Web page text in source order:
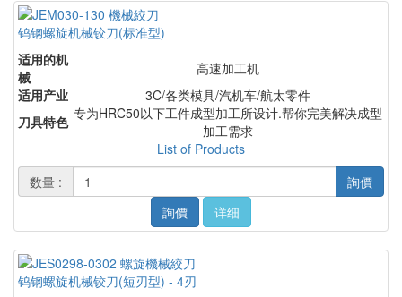
钨钢螺旋机械铰刀(标准型)
适用的机
械
高速加工机
适用产业
3C/各类模具/汽机车/航太零件
刀具特色 专为HRC50以下工件成型加工所设计.帮你完美解决成型
加工需求
List of Products
数量 :
詢價
詢價
详细
钨钢螺旋机械铰刀(短刃型) - 4刃